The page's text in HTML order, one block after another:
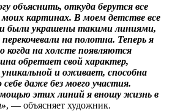
объяснить, откуда берутся все
картинах. В моем детстве все
были украшены такими линиями,
на полотна. Теперь я
когда на холсте появляются
обретает свой характер,
и оживает, способна
себе даже без моего участия.
этих линий я вношу жизнь в
, — объясняет художник.